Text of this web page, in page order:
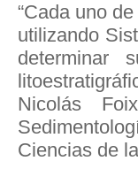
“Cada uno
utilizando
determinar
Nicolás
Ciencias de